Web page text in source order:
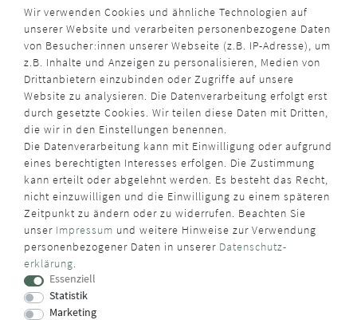
ZAHLUNGSARTEN
VERSANDART
WUSSTEN SIE SCHON?
Das Käufersiegel des Händlerbunds garantiert Ihnen
100%.-ige Zahlungssicherheit, größtmöglichen Datenschutz
und Geld-zurück-Garantie bei Nicht- oder Falschlieferung.
Wir verwenden Cookies und ähnliche Technologien auf
unserer Website und verarbeiten personenbezogene Daten
von Besucher:innen unserer Webseite (z.B. IP-Adresse), um
z.B. Inhalte und Anzeigen zu personalisieren, Medien von
Drittanbietern einzubinden oder Zugriffe auf unsere
Website zu analysieren. Die Datenverarbeitung erfolgt erst
durch gesetzte Cookies. Wir teilen diese Daten mit Dritten,
die wir in den Einstellungen benennen.
Die Datenverarbeitung kann mit Einwilligung oder aufgrund
eines berechtigten Interesses erfolgen. Die Zustimmung
kann erteilt oder abgelehnt werden. Es besteht das Recht,
nicht einzuwilligen und die Einwilligung zu einem späteren
Zeitpunkt zu ändern oder zu widerrufen. Beachten Sie
unser Impressum und weitere Hinweise zur Verwendung
personenbezogener Daten in unserer Daten­schutz­
erklärung.
Essenziell
Statistik
Marketing